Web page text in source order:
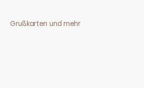
Grußkarten und mehr